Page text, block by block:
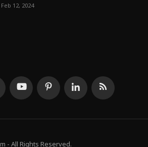
Feb 12, 2024
- All Rights Reserved.